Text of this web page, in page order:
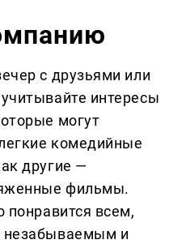
с друзьями или
интересы
могут
комедийные
другие —
фильмы.
понравится всем,
незабываемым и